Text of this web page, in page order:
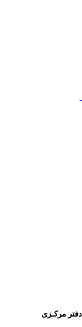
دفتر مرکـزی